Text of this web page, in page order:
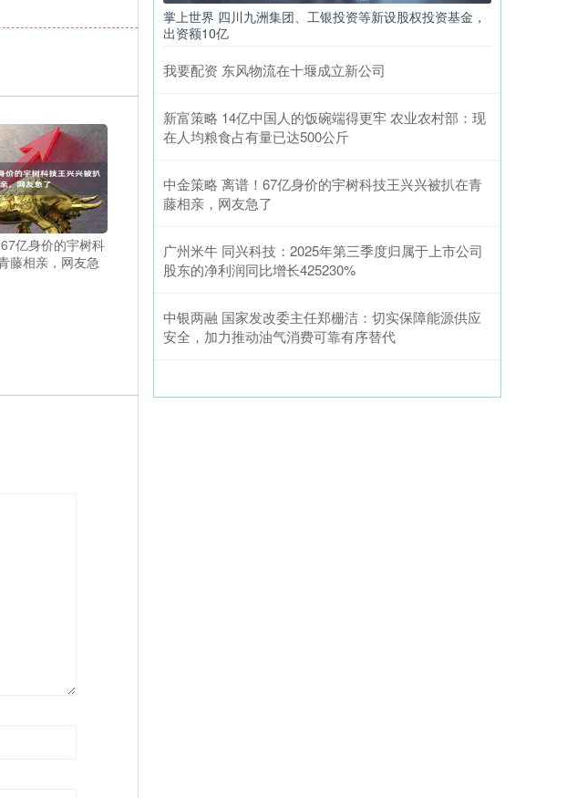
亿身价的宇树科
藤相亲，网友急
掌上世界 四川九洲集团、工银投资等新设股权投资基金，
出资额10亿
我要配资 东风物流在十堰成立新公司
新富策略 14亿中国人的饭碗端得更牢 农业农村部：现
在人均粮食占有量已达500公斤
中金策略 离谱！67亿身价的宇树科技王兴兴被扒在青
藤相亲，网友急了
广州米牛 同兴科技：2025年第三季度归属于上市公司
股东的净利润同比增长425230%
中银两融 国家发改委主任郑栅洁：切实保障能源供应
安全，加力推动油气消费可靠有序替代